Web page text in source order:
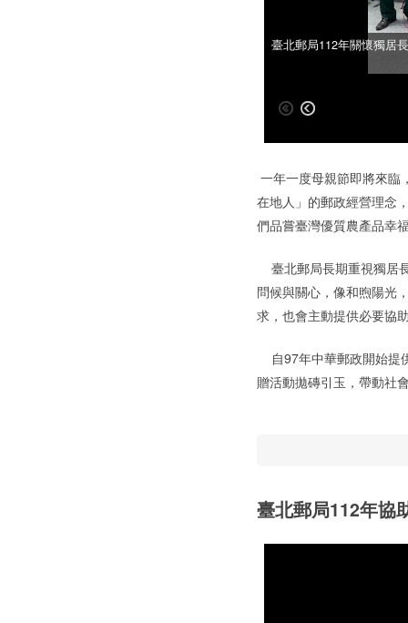
臺北郵局112年關懷獨居
臺北郵局112年關懷獨居
一年一度母親節即將來臨
在地人」的郵政經營理念
們品嘗臺灣優質農產品幸
臺北郵局長期重視獨居
問候與關心，像和煦陽光
求，也會主動提供必要協
自97年中華郵政開始提
贈活動拋磚引玉，帶動社
臺北郵局112年協